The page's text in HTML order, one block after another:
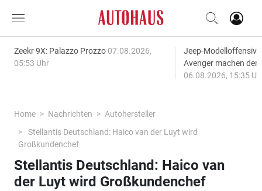
Zeekr 9X: Palazzo Prozzo 07.08.2026,
05:53 Uhr
Jeep-
Avenger machen
06.08.2026, 15:35
Home Nachrichten
Autohersteller
Stellantis Deutschland: Haico van der Luyt wird
Großkundenchef
Stellantis Deutschland: Haico van
der Luyt wird Großkundenchef